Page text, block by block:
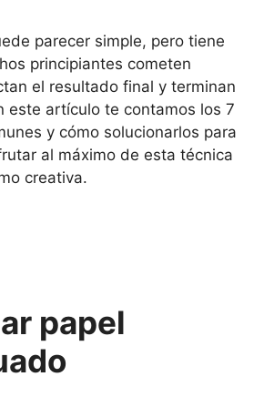
parecer simple, pero tiene
principiantes cometen
el resultado final y terminan
este artículo te contamos los 7
y cómo solucionarlos para
al máximo de esta técnica
creativa.
papel